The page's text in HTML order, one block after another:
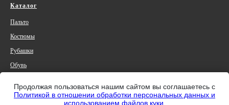
Продолжая пользоваться нашим сайтом вы соглашаетесь с
Политикой в отношении обработки персональных данных и
использованием файлов куки.
Каталог
Пальто
Костюмы
Рубашки
Обувь